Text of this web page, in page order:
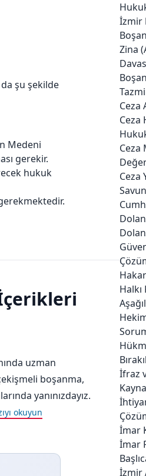
da şu şekilde
Medeni
gerekir.
hukuk
uzman
boşanma,
yanınızdayız.
okuyun
İzmir
Zina
Ceza
Ceza
Ceza
Ceza
İfraz
İmar
İmar
İzmir